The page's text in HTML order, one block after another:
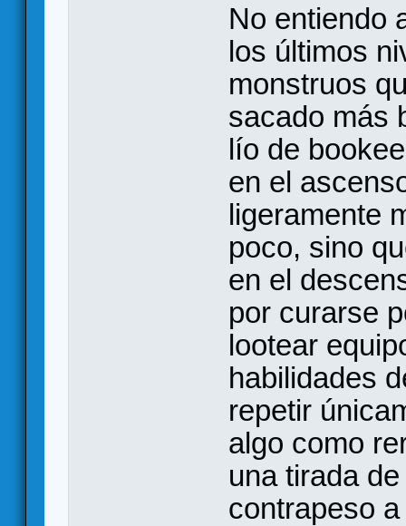
No entiendo
los últimos
monstruos
sacado más
lío de
en el
ligeramente
poco, sino
en el
por curarse
lootear
habilidades
repetir
algo como
una tirada
contrapeso